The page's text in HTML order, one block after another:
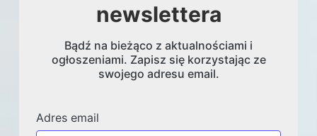
newslettera
Bądź na bieżąco z aktualnościami i
ogłoszeniami. Zapisz się korzystając ze
swojego adresu email.
Adres email